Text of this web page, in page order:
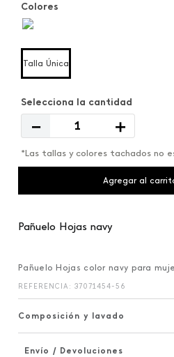
Colores
Talla Única
＋
－
*Las tallas y colores tachados no
Agregar al
Pañuelo Hojas navy
Pañuelo Hojas color navy para
REFERENCIA : 37071454-56
Composición y lavado
Envío / Devoluciones